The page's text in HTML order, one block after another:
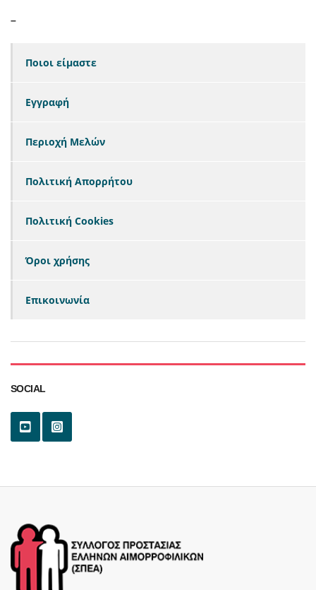
–
Ποιοι είμαστε
Εγγραφή
Περιοχή Μελών
Πολιτική Απορρήτου
Πολιτική Cookies
Όροι χρήσης
Επικοινωνία
SOCIAL